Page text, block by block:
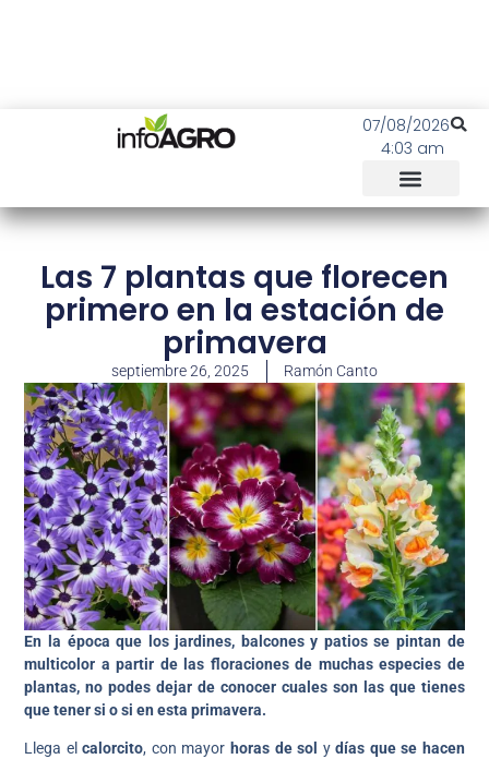
07/08/2026
4:03 am
Las 7 plantas que florecen
primero en la estación de
primavera
septiembre 26, 2025 Ramón Canto
En la época que los jardines, balcones y patios se pintan de
multicolor a partir de las floraciones de muchas especies de
plantas, no podes dejar de conocer cuales son las que tienes
que tener si o si en esta primavera.
Llega el calorcito, con mayor horas de sol ydías que se hacen